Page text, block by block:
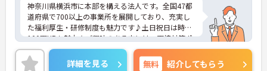
神奈川県横浜市に本部を構える法人です。全国47都
道府県で700以上の事業所を展開しており、充実し
た福利厚生・研修制度も魅力です♪土日祝日は時給
100円UPも魅力★ご興味のある方には、面接対策ポ
イントなど、さらに詳細をお話しいたしますのでお
気軽にご相談ください！
詳細を見る 無料 紹介してもらう